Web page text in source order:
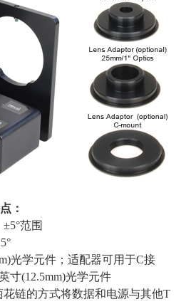
：
±5°范围
°
光学元件；适配器可用于C接
寸(12.5mm)光学元件
链的方式将数据和电源与其他T